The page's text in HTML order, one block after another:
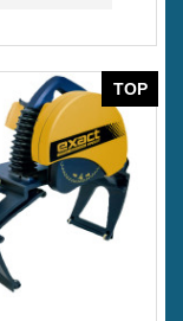
TOP